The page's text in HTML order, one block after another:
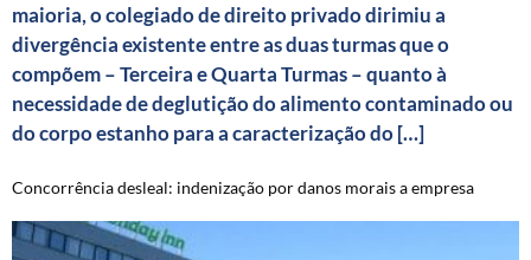
maioria, o colegiado de direito privado dirimiu a
divergência existente entre as duas turmas que o
compõem – Terceira e Quarta Turmas – quanto à
necessidade de deglutição do alimento contaminado ou
do corpo estanho para a caracterização do […]
Concorrência desleal: indenização por danos morais a empresa